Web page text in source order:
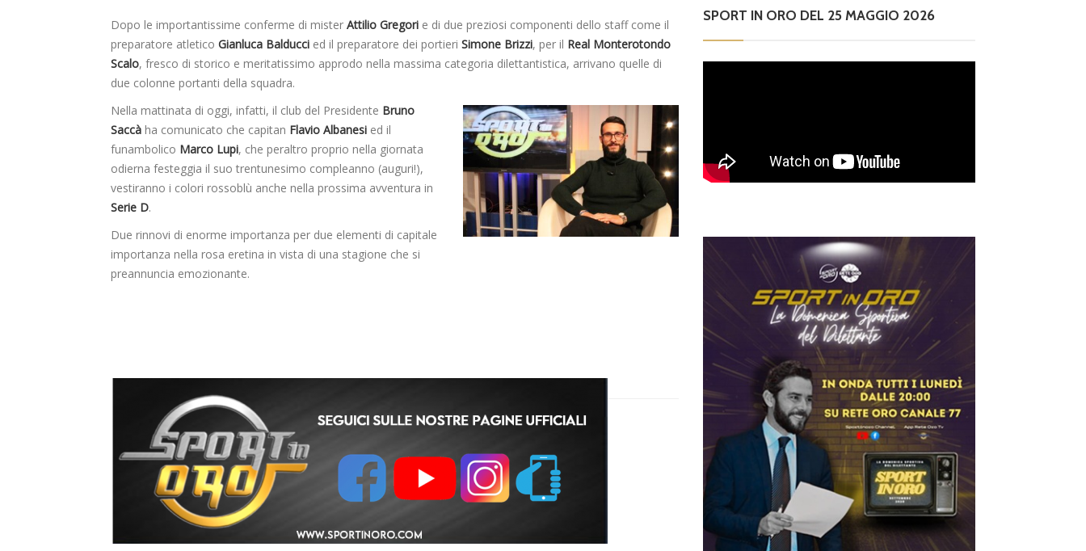
Dopo le importantissime conferme di mister Attilio Gregori e di due preziosi componenti dello staff come il
preparatore atletico Gianluca Balducci ed il preparatore dei portieri Simone Brizzi, per il Real Monterotondo
Scalo, fresco di storico e meritatissimo approdo nella massima categoria dilettantistica, arrivano quelle di
due colonne portanti della squadra.
Nella mattinata di oggi, infatti, il club del Presidente Bruno
Saccà ha comunicato che capitan Flavio Albanesi ed il
funambolico Marco Lupi, che peraltro proprio nella giornata
odierna festeggia il suo trentunesimo compleanno (auguri!),
vestiranno i colori rossoblù anche nella prossima avventura in
Serie D.
Due rinnovi di enorme importanza per due elementi di capitale
importanza nella rosa eretina in vista di una stagione che si
preannuncia emozionante.
Dilettanti Serie D
Viterbese (Certosa V.
Campagnano), merca
SPORT IN ORO DEL 25 MAGGIO 2026